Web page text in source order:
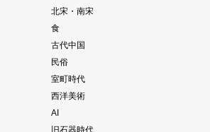
北宋・南宋
食
古代中国
民俗
室町時代
西洋美術
AI
旧石器時代